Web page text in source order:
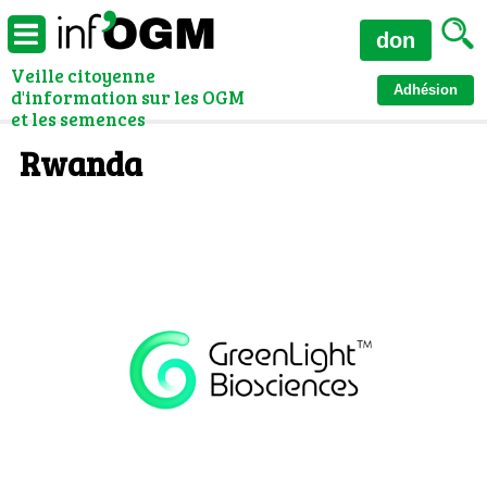
Veille citoyenne
d'information sur les OGM
et les semences
Adhésion
don
Rwanda